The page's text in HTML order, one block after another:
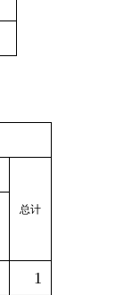
总计
1